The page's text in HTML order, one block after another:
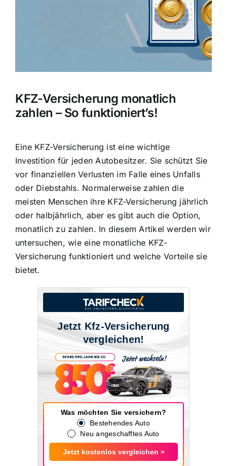
KFZ-Versicherung monatlich
zahlen – So funktioniert’s!
Eine KFZ-Versicherung ist eine wichtige
Investition für jeden Autobesitzer. Sie schützt Sie
vor finanziellen Verlusten im Falle eines Unfalls
oder Diebstahls. Normalerweise zahlen die
meisten Menschen ihre KFZ-Versicherung jährlich
oder halbjährlich, aber es gibt auch die Option,
monatlich zu zahlen. In diesem Artikel werden wir
untersuchen, wie eine monatliche KFZ-
Versicherung funktioniert und welche Vorteile sie
bietet.
Jetzt Kfz-Versicherung
vergleichen!
Was möchten Sie versichern?
Bestehendes Auto
Neu angeschafftes Auto
Jetzt kostenlos vergleichen »